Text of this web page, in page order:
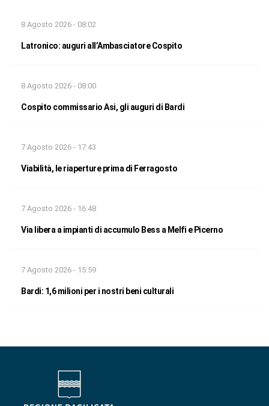
8 Agosto 2026 - 08:02
Latronico: auguri all’Ambasciatore Cospito
8 Agosto 2026 - 08:00
Cospito commissario Asi, gli auguri di Bardi
7 Agosto 2026 - 17:43
Viabilità, le riaperture prima di Ferragosto
7 Agosto 2026 - 16:48
Via libera a impianti di accumulo Bess a Melfi e Picerno
7 Agosto 2026 - 15:59
Bardi: 1,6 milioni per i nostri beni culturali